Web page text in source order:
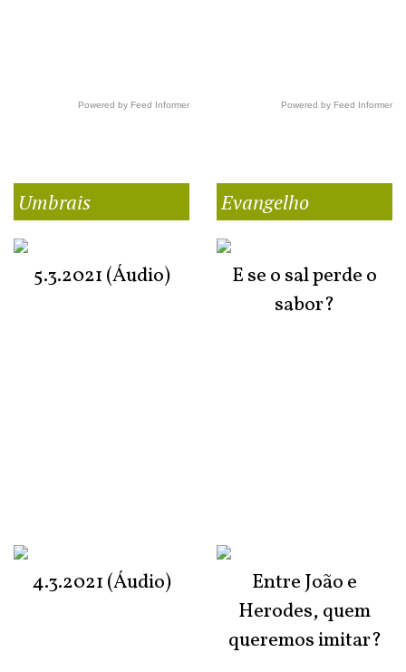
Powered by Feed Informer Powered by Feed Informer
Umbrais
5.3.2021 (Áudio)
4.3.2021 (Áudio)
Evangelho
E se o sal perde o
sabor?
Entre João e
Herodes, quem
queremos imitar?